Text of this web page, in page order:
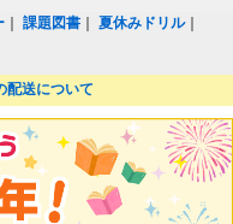
｜課題図書 ｜夏休みドリル｜
配送について